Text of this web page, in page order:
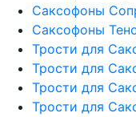
Саксофоны
Саксофоны
Трости для
Трости для
Трости для
Трости для